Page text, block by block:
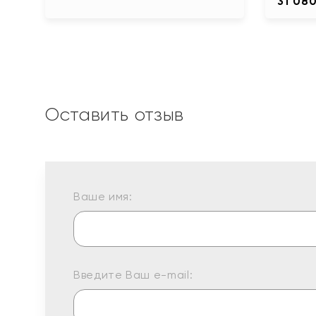
Оставить отзыв
Ваше имя:
Введите Ваш e-mail: